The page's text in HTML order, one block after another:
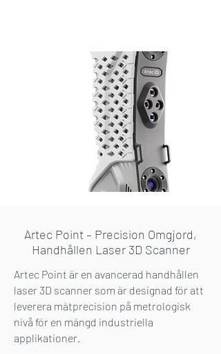
Artec Point – Precision Omgjord,
Handhållen Laser 3D Scanner
Artec Point är en avancerad handhållen
laser 3D scanner som är designad för att
leverera mätprecision på metrologisk
nivå för en mängd industriella
applikationer.